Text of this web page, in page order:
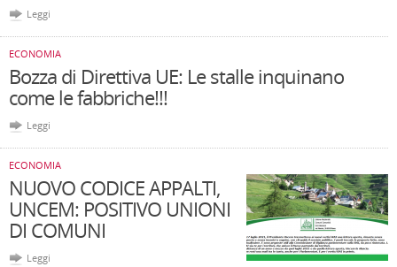
Leggi
ECONOMIA
Bozza di Direttiva UE: Le stalle inquinano
come le fabbriche!!!
Leggi
ECONOMIA
NUOVO CODICE APPALTI,
UNCEM: POSITIVO UNIONI
DI COMUNI
Leggi